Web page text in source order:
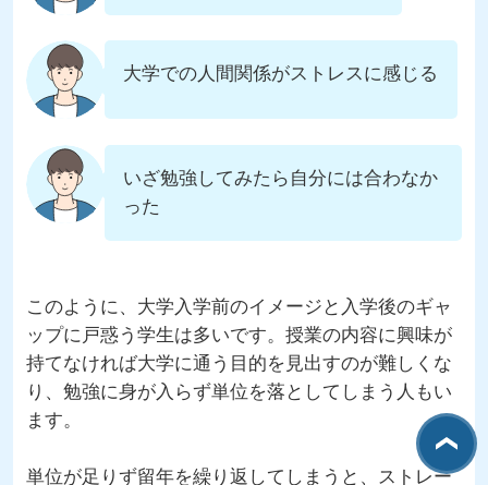
大学での人間関係がストレスに感じる
いざ勉強してみたら自分には合わなか
った
このように、大学入学前のイメージと入学後のギャ
ップに戸惑う学生は多いです。授業の内容に興味が
持てなければ大学に通う目的を見出すのが難しくな
り、勉強に身が入らず単位を落としてしまう人もい
ます。
単位が足りず留年を繰り返してしまうと、ストレー